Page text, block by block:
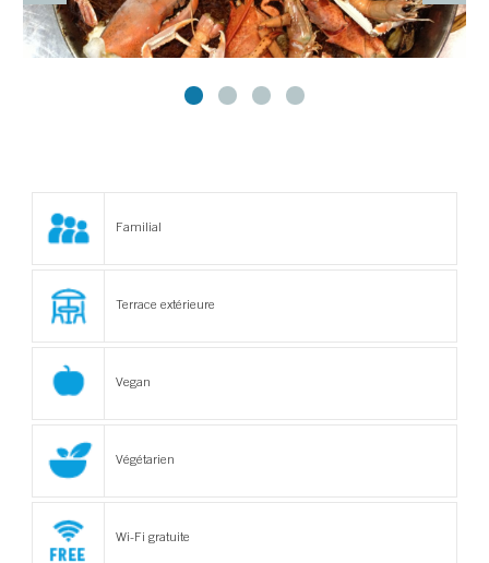
Familial
Terrace extérieure
Vegan
Végétarien
Wi-Fi gratuite